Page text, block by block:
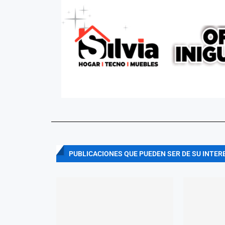
PUBLICACIONES QUE PUEDEN SER DE SU